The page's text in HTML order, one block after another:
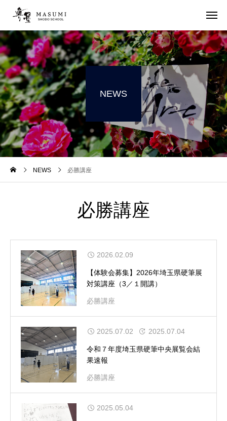
NEWS
NEWS 必勝講座
必勝講座
2026.02.09
【体験会募集】2026年埼玉県硬筆展
対策講座（3／１開講）
必勝講座
2025.07.02 2025.07.04
令和７年度埼玉県硬筆中央展覧会結
果速報
必勝講座
2025.05.04